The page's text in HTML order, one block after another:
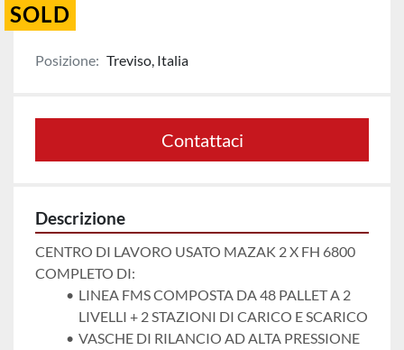
SOLD
Posizione: Treviso, Italia
Contattaci
Descrizione
CENTRO DI LAVORO USATO MAZAK 2 X FH 6800
COMPLETO DI:
LINEA FMS COMPOSTA DA 48 PALLET A 2
LIVELLI + 2 STAZIONI DI CARICO E SCARICO
VASCHE DI RILANCIO AD ALTA PRESSIONE